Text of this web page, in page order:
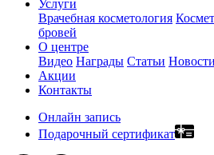
Услуги
Врачебная косметология
бровей
О центре
Видео Награды Статьи Новости
Акции
Контакты
Онлайн запись
Подарочный сертификат